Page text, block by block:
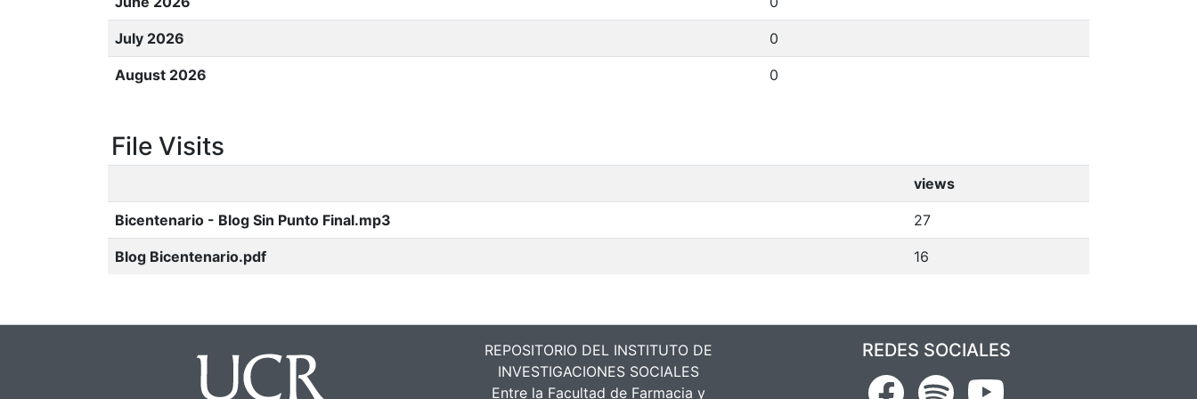
July 2026 0
August 2026 0
File Visits
views
Bicentenario - Blog Sin Punto Final.mp3 27
Blog Bicentenario.pdf 16
REPOSITORIO DEL INSTITUTO DE
INVESTIGACIONES SOCIALES
Entre la Facultad de Farmacia y
REDES SOCIALES